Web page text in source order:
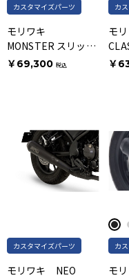
カスタマイズパーツ
モリワキ
MONSTER スリップ
オン BLACK
￥69,300 税込
カ
モ
ン
￥
カスタマイズパーツ
モリワキ NEO
カ
モ